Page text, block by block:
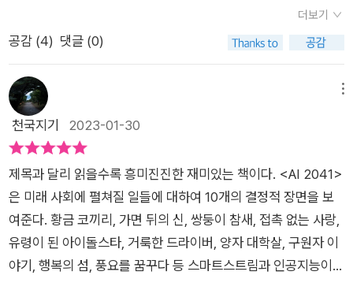
적이 없다. 아침이 되면 자연스레 화면을 통해 연락이 되는 가르
시아가 갑자기 연락이 되지 않는다. 급하게 브라질의 코로나 발생
야기가 스치고 지나간다. 마지막 문자가 헤어지자는 것이었나?
천난은 불안해지기 시작한다. 그러던 중, 걸려온 통화를 듣는 순
간 천난은 경악한다. 2주년이 지난 지 얼마 되지 않은 시점에서
가르시아가 연락도 없이 천난을 만나러 브라질에서 중국으로 들
어왔는데 코로나 ar41에 감염되어 격리 중인데 상태가 좋지 않다
는 것이다. 3년 동안 바깥출입을 안 했던 천난은 마지막이 될 수
있는 가르시아를 만나러 길을 나서지만, 생체인 증 정보가 3년이
나 없는 터라 쉽지 않다. 그 와중에 가르시아는 더 심각한 상황에
이르게 되는데...​ 물론 이 작품에는 반전이 숨어있다. 가르시아의
소설로서 읽기에도 흥미진진하지만, 그 모든 이야기에 정확한 기
술분석에 관한 내용을 덧붙였기에 자연스럽게 인공지능의 미래
에 대해 알게 된다. 2041년, 그리고 그 이후의 미래를 상상해보
고 싶다면 이 책을 만나 보자. *출판사로부터 도서를 제공받아
주관적으로 작성한 리뷰입니다.
다면,미래를 준비할 수 있는 에너지가 만들어질 수 있다.​​책 『AI 2
041 10개의 결정적 장면으로 읽는 인공지능과 인류의 미래』 은
있었다.기술이 어떻게 점진적으로 바뀔 수 있는지 이해할 수 있었
고,그 결과 무엇을 추구하는지 알 수 있다. 결국에는 기존의 인공
지능 기술들이 점차 초소형화되고, 우주 저 먼 곳으로 인간의 시
선이 향할 수 있다. 여기에 놓칠 수 없는 것 중에 하나,인간이 해
결하지 못한 문제들에 대해서,인공지능이 어디까지 해결해 줄 수
있느냐에 있다. 행복과 죽음,식량, 빈곤과 가난, 그리고 편리함에
대해서,인공지능과 로봇에 의해서, 새로운 가치를 만들 수 있고,
그로 인해 우리 사회는 더 나은 삶으로 바뀔수 있다. ​​이 책에서 ,
눈여겨 볼 것은 자율주행차에 대한 변화다. 결국 우리의 미래 산
근 서점가에는 20년에서 30년 후를 예언하는 예언서들이 많이
출간되고 있다. 필자가 “AI 2041” 이란 책을 읽으면서 느낀 바를
한마디로 서술하자면 “인공지능은 우리 앞에 닥친 현실이다. 인
공지능과 완벽하게 공존하는 방법을 찾는 것이 가장 좋은 시나리
오이다. 20년 후 인공지능과 사람의 공존을 철저하게 준비하자”
이다.
지점이 더 현실감있게 다가오는 것 같다.현실과 너무 동떨어진 세
상이 아닌 세계 여러나라의 상황을 지금과 많이 다르지 않게 그리
스러움이 리얼하게 다가오게 만든다. 그중에 눈길을 끈 이야기 “
쌍둥이 참새” 라는 스토리이다. 우리나라의 교육현실에 비추어 2
041년에는 인공지능 교육로봇이 학원대신 각 가정의 아이에게
배당되어 부모,선생님, 친구 역할까지 맡게 되는 이야기를 그렸
다. 어릴적 사고로 부모를 잃고 입양기관에 가게 된 쌍둥이는 각
자의 성향에 따라 인공지능 교육로봇에 의해 양육되고 그것이 삶
을 통해 어떻게 다르게 자라고 성장하게 되는지를 그린다. 감정도
없는 로봇에 의해 성장한 쌍둥이 이야기를 통해 우리가 우려하는
미래가 생각보다 염려스럽지 않을 것이라는 긍정적 모습을 보여
것이 아니라 인도, 나이지리아, 한국, 호주, 일본 등 다양한 나라
와 문화를 배경으로 하고 있다. 이 책이 좋은 책인 이유는 다양한
문화권에 대한 차별이나 배제, 잘못된 상식을 일반화 하는 오류를
범하지 않았다는 것이며 소설에 등장한 인공지능과 빅데이터가
현재 어디까지 상용화되었고 소설에서 왜 이런 AI와 빅데이터가
않으려면 보완되어야 하는 내용까지 비전공자가 알아듣기 쉽게
설명을 해주었다는 것이다. 인문학적으로 좋은 소설이면서 과학
적으로 옳은 설명을 해주고 있다. 단편소설 분량으로 인공지능에
대하여 쓰여 있는데 이 내용을 영화나 드라마화 하여도 재미있게
볼 수 있을 것 같다는 것이 나의 의견이다.​총 10가지의 소설과 인
더보기
공감 (4) 댓글 (0)
천국지기 2023-01-30
제목과 달리 읽을수록 흥미진진한 재미있는 책이다. <AI 2041>
은 미래 사회에 펼쳐질 일들에 대하여 10개의 결정적 장면을 보
여준다. 황금 코끼리, 가면 뒤의 신, 쌍둥이 참새, 접촉 없는 사랑,
유령이 된 아이돌스타, 거룩한 드라이버, 양자 대학살, 구원자 이
야기, 행복의 섬, 풍요를 꿈꾸다 등 스마트스트림과 인공지능이